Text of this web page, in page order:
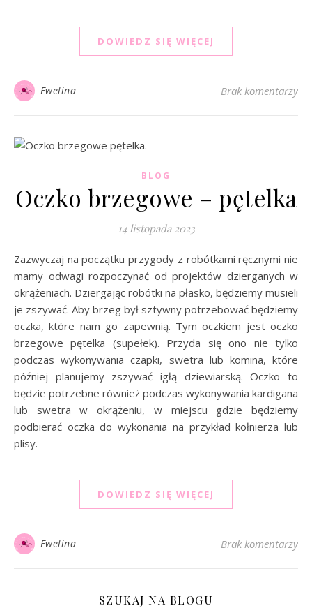
DOWIEDZ SIĘ WIĘCEJ
Ewelina Brak komentarzy
BLOG
Oczko brzegowe – pętelka
14 listopada 2023
Zazwyczaj na początku przygody z robótkami ręcznymi nie
mamy odwagi rozpoczynać od projektów dzierganych w
okrążeniach. Dziergając robótki na płasko, będziemy musieli
je zszywać. Aby brzeg był sztywny potrzebować będziemy
oczka, które nam go zapewnią. Tym oczkiem jest oczko
brzegowe pętelka (supełek). Przyda się ono nie tylko
podczas wykonywania czapki, swetra lub komina, które
później planujemy zszywać igłą dziewiarską. Oczko to
będzie potrzebne również podczas wykonywania kardigana
lub swetra w okrążeniu, w miejscu gdzie będziemy
podbierać oczka do wykonania na przykład kołnierza lub
plisy.
DOWIEDZ SIĘ WIĘCEJ
Ewelina Brak komentarzy
SZUKAJ NA BLOGU